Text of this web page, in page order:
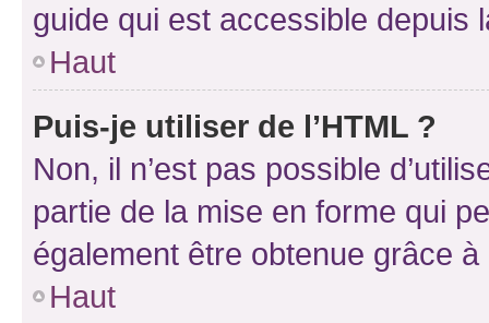
guide qui est accessible depuis
Haut
Puis-je utiliser de l’HTML ?
Non, il n’est pas possible
partie de la mise en forme qui
également être obtenue grâce à
Haut